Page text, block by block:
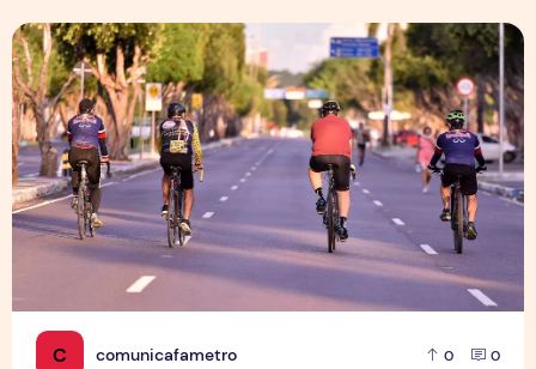
C comunicafametro 0 0
Esporte verde e mobilidade ativa, pedalando por um futuro